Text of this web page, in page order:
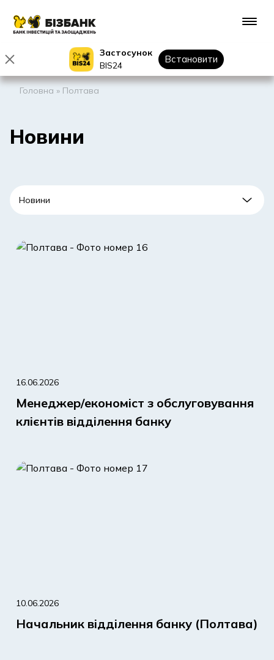
Застосунок
BIS24
Встановити
Головна » Полтава
Новини
16.06.2026
Менеджер/економіст з обслуговування
клієнтів відділення банку
10.06.2026
Начальник відділення банку (Полтава)